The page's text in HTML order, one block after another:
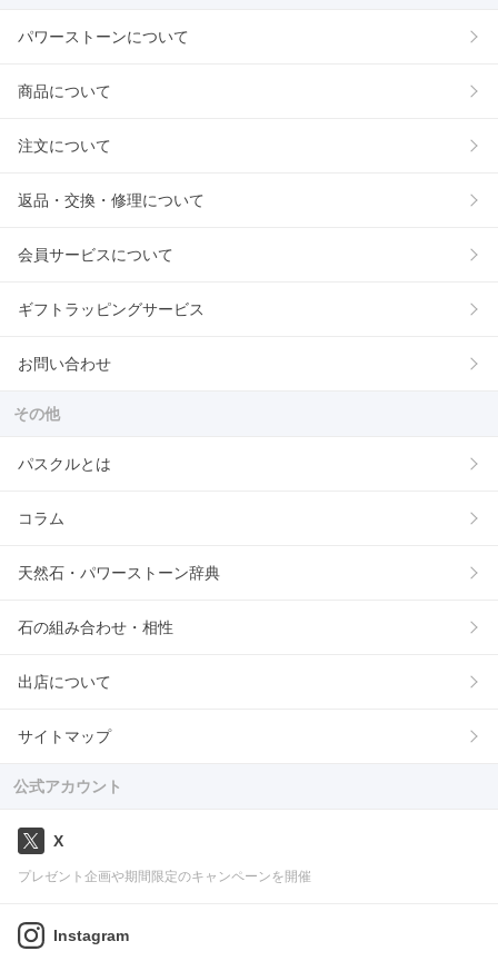
パワーストーンについて
商品について
注文について
返品・交換・修理について
会員サービスについて
ギフトラッピングサービス
お問い合わせ
その他
パスクルとは
コラム
天然石・パワーストーン辞典
石の組み合わせ・相性
出店について
サイトマップ
公式アカウント
X
プレゼント企画や期間限定のキャンペーンを開催
Instagram